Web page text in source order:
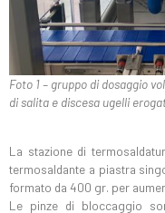
Foto 1 – gruppo di dosaggio
di salita e discesa ugelli
La stazione di
termosaldante a piastra
formato da 400 gr. per
Le pinze di bloccaggio